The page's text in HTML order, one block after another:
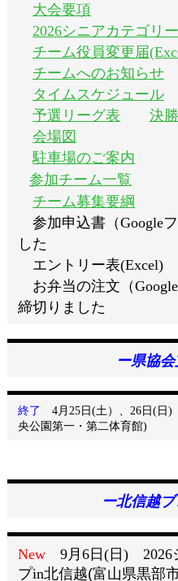
大会要項
2026シニアカテゴリ
チーム役員変更届
チームへのお知らせ
タイムスケジュール
予選リーグ表
決
会場図
駐車場のご案内
参加チーム一覧
チーム募集要綱
参加申込書（Google
した
エントリー表(Excel)
お弁当の注文（
締切りました
ー県協
終了
4月25日(土）、26日(
央公園第一・第二体育館)
ー北信越
New9月6日(日) 2026
プin北信越(富山県黒部